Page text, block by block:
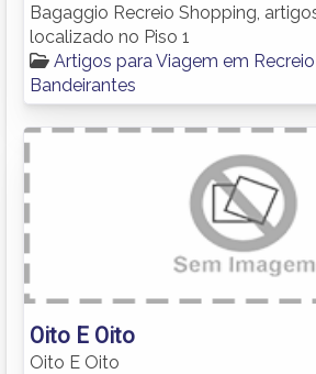
Bagaggio Recreio Shopping,
localizado no Piso 1
Artigos para Viagem em
Bandeirantes
Oito E Oito
Oito E Oito